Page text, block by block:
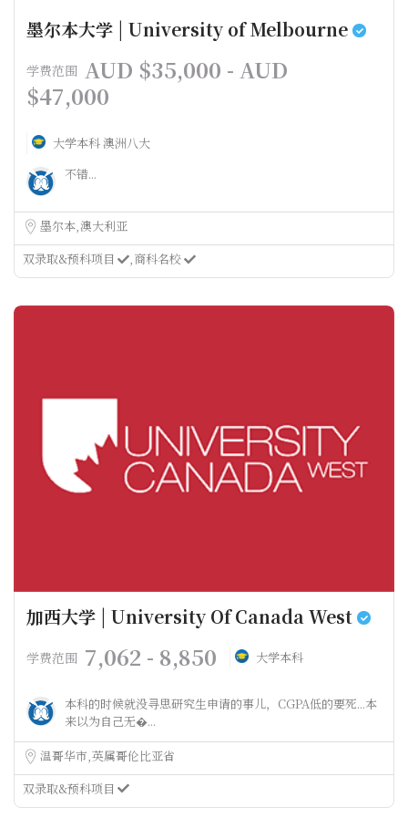
墨尔本大学 | University of Melbourne
学费范围 AUD $35,000 - AUD
$47,000
大学本科澳洲八大
不错...
墨尔本澳大利亚
双录取&预科项目
商科名校
加西大学 | University Of Canada West
学费范围 7,062 - 8,850 大学本科
本科的时候就没寻思研究生申请的事儿，CGPA低的要死...本
来以为自己无�...
温哥华市 英属哥伦比亚省
双录取&预科项目